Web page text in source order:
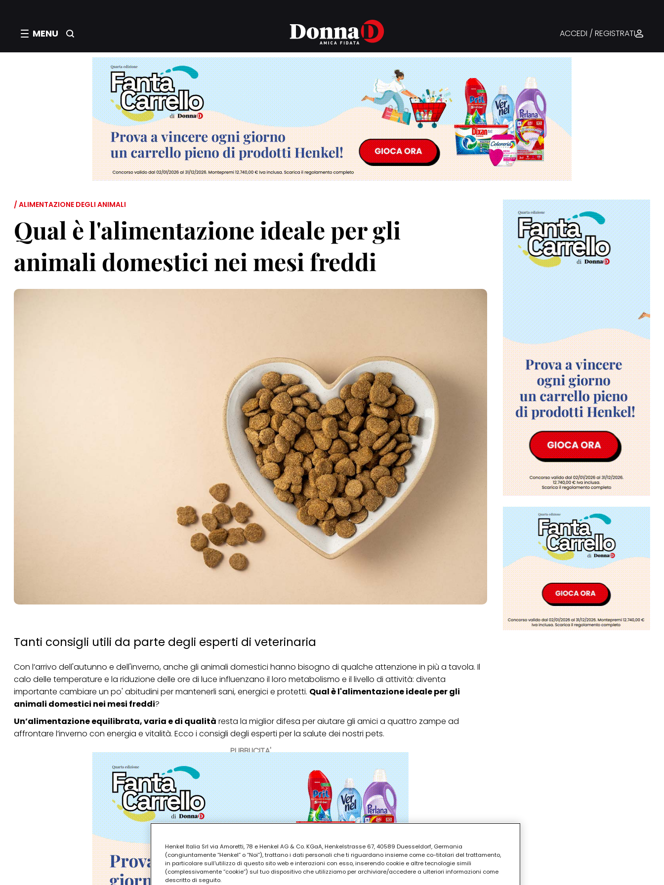
MENU ACCEDI / REGISTRATI
/ ALIMENTAZIONE DEGLI ANIMALI
Qual è l'alimentazione ideale per gli
animali domestici nei mesi freddi
Tanti consigli utili da parte degli esperti di veterinaria
PUBBLICITA'
Con l’arrivo dell'autunno e dell'inverno, anche gli animali domestici hanno bisogno di qualche attenzione in più a tavola. Il
calo delle temperature e la riduzione delle ore di luce influenzano il loro metabolismo e il livello di attività: diventa
importante cambiare un po' abitudini per mantenerli sani, energici e protetti. Qual è l'alimentazione ideale per gli
animali domestici nei mesi freddi?
Un’alimentazione equilibrata, varia e di qualità resta la miglior difesa per aiutare gli amici a quattro zampe ad
affrontare l’inverno con energia e vitalità. Ecco i consigli degli esperti per la salute dei nostri pets.
Henkel Italia Srl via Amoretti, 78 e Henkel AG & Co. KGaA, Henkelstrasse 67, 40589 Duesseldorf, Germania
(congiuntamente “Henkel” o “Noi”), trattano i dati personali che ti riguardano insieme come co-titolari del trattamento,
in particolare sull'utilizzo di questo sito web e interazioni con esso, inserendo cookie e altre tecnologie simili
(complessivamente “cookie”) sul tuo dispositivo che utilizziamo per archiviare/accedere a ulteriori informazioni come
descritto di seguito.